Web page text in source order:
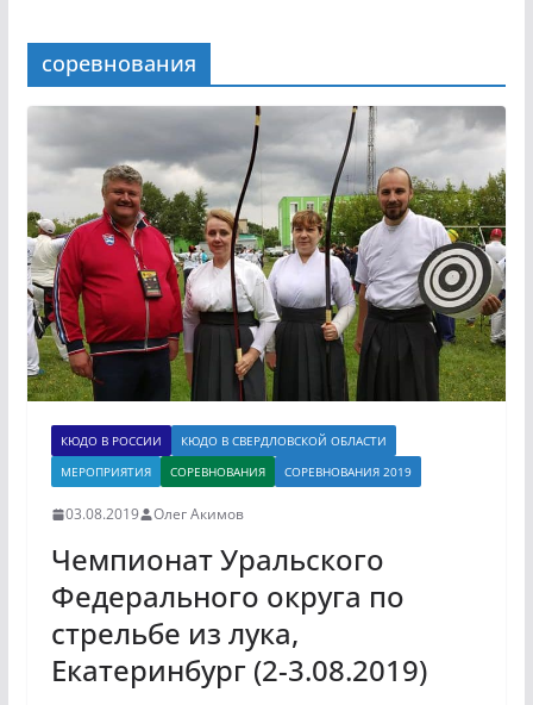
соревнования
КЮДО В РОССИИ
КЮДО В СВЕРДЛОВСКОЙ ОБЛАСТИ
МЕРОПРИЯТИЯ
СОРЕВНОВАНИЯ СОРЕВНОВАНИЯ 2019
03.08.2019 Олег Акимов
Чемпионат Уральского
Федерального округа по
стрельбе из лука,
Екатеринбург (2-3.08.2019)